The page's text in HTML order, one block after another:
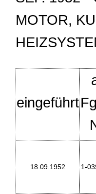
MOTOR,
eingeführt
18.09.1952 1-